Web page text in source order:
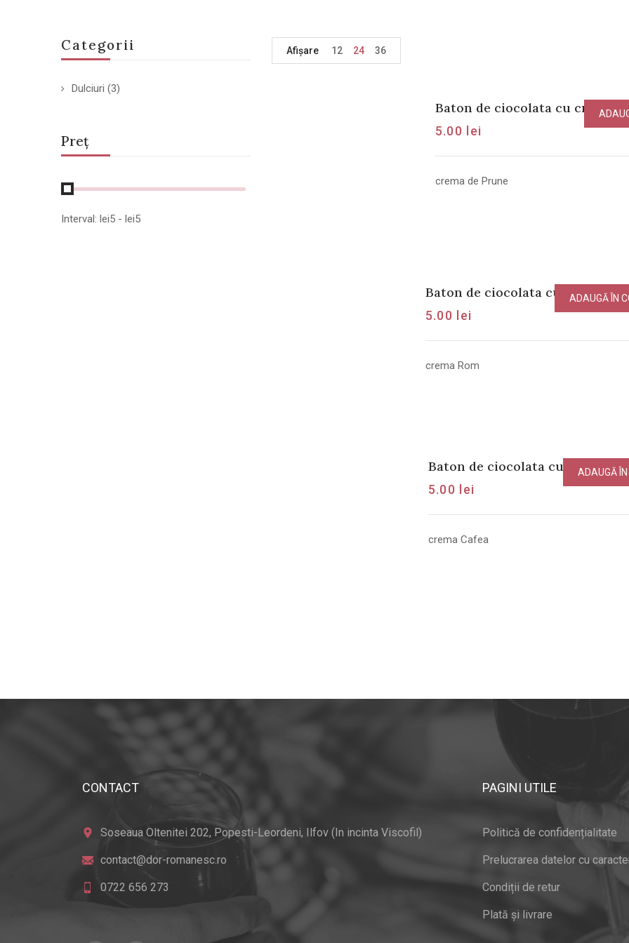
Categorii
Dulciuri (3)
Preț
Interval: lei5 - lei5
Afișare 12 24 36
Baton de ciocolata cu crema
5.00 lei
crema de Prune
Baton de ciocolata cu crema
5.00 lei
ADAUGĂ ÎN
crema Rom
Baton de ciocolata cu crema
5.00 lei
ADAUGĂ ÎN
crema Cafea
CONTACT
Soseaua Oltenitei 202, Popesti-Leordeni, Ilfov (In incinta Viscofil)
contact@dor-romanesc.ro
0722 656 273
PAGINI UTILE
Politică de confidențialitate
Prelucrarea datelor cu
Condiții de retur
Plată și livrare